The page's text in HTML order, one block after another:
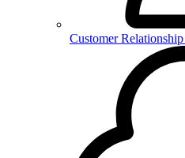
Customer